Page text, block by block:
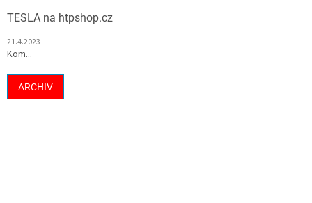
TESLA na htpshop.cz
21.4.2023
Kom...
ARCHIV